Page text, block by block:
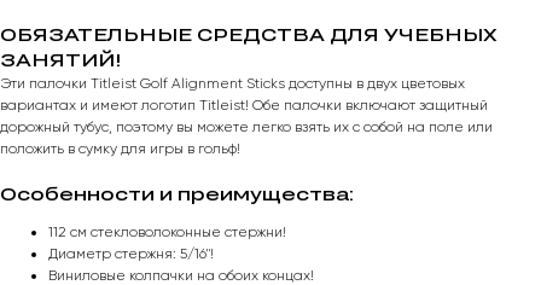
ОБЯЗАТЕЛЬНЫЕ СРЕДСТВА ДЛЯ УЧЕБНЫХ
ЗАНЯТИЙ!
Эти палочки Titleist Golf Alignment Sticks доступны в двух цветовых
вариантах и ​​имеют логотип Titleist! Обе палочки включают защитный
дорожный тубус, поэтому вы можете легко взять их с собой на поле или
положить в сумку для игры в гольф!
Особенности и преимущества:
112 см стекловолоконные стержни!
Диаметр стержня: 5/16"!
Виниловые колпачки на обоих концах!